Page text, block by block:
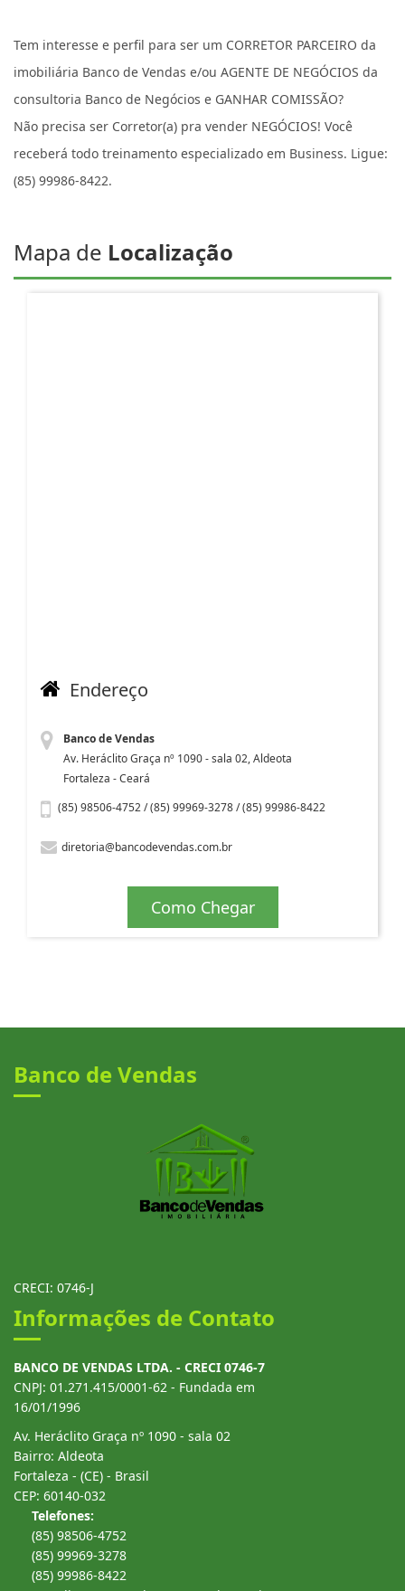
Tem interesse e perfil para ser um CORRETOR PARCEIRO da
imobiliária Banco de Vendas e/ou AGENTE DE NEGÓCIOS da
consultoria Banco de Negócios e GANHAR COMISSÃO?
Não precisa ser Corretor(a) pra vender NEGÓCIOS! Você
receberá todo treinamento especializado em Business. Ligue:
(85) 99986-8422.
Mapa de Localização
Endereço
Banco de Vendas
Av. Heráclito Graça nº 1090 - sala 02, Aldeota
Fortaleza - Ceará
(85) 98506-4752 / (85) 99969-3278 / (85) 99986-8422
diretoria@bancodevendas.com.br
Como Chegar
Banco de Vendas
CRECI: 0746-J
Informações de Contato
BANCO DE VENDAS LTDA. - CRECI 0746-7
CNPJ: 01.271.415/0001-62 - Fundada em
16/01/1996
Av. Heráclito Graça nº 1090 - sala 02
Bairro: Aldeota
Fortaleza - (CE) - Brasil
CEP: 60140-032
Telefones:
(85) 98506-4752
(85) 99969-3278
(85) 99986-8422